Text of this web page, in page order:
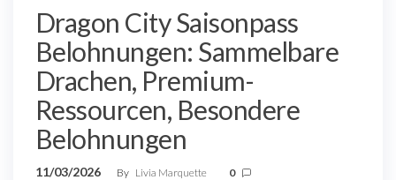
Dragon City Saisonpass
Belohnungen: Sammelbare
Drachen, Premium-
Ressourcen, Besondere
Belohnungen
11/03/2026 By Livia Marquette 0